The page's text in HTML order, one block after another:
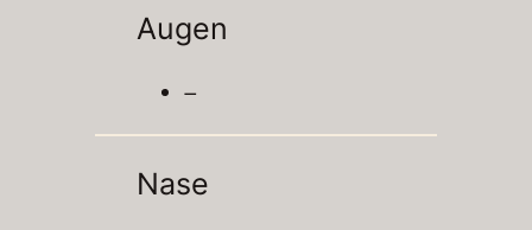
Augen
–
Nase